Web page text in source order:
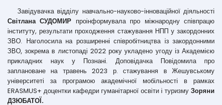
Завідувачка відділу навчально-науково-інноваційної діяльності
Світлана СУДОМИР проінформувала про міжнародну співпрацю
інституту, результати проходження стажування НПП у закордонних
ЗВО. Наголосила на розширенні співробітництва із закордонними
ЗВО, зокрема в листопаді 2022 року укладено угоду із Академією
прикладних наук у Познані. Доповідачка Повідомила про
заплановане на травень 2023 р. стажування в Жешувському
університеті за програмою академічної мобільності в рамках
ERASMUS+ доцентки кафедри гуманітарної освіти і туризму Зоряни
ДЗЮБАТОЇ.